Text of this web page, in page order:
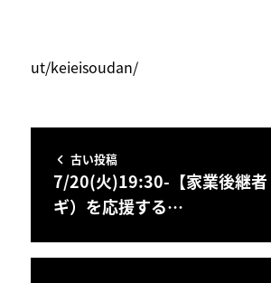
ut/keieisoudan/
古い投稿
7/20(火)19:30-【家業後継者
ギ）を応援する…